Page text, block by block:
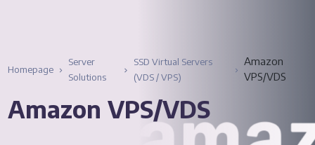
Homepage
Server
Solutions
SSD Virtual Servers
(VDS / VPS)
Amazon
VPS/VDS
Amazon VPS/VDS